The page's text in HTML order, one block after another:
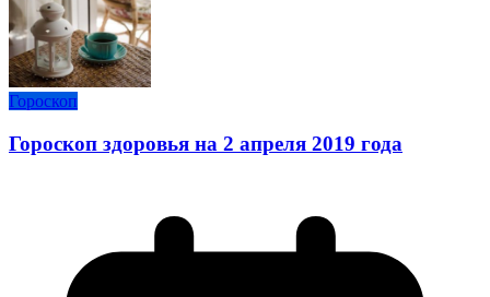
Гороскоп
Гороскоп здоровья на 2 апреля 2019 года